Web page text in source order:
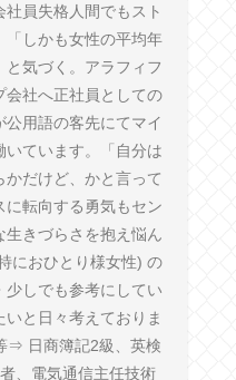
員失格人間でもスト
「しかも女性の平均年
気づく。アラフィフ
会社へ正社員としての
用語の客先にてマイ
ています。「自分は
だけど、かと言って
転向する勇気もセン
生きづらさを抱え悩ん
におひとり様女性) の
少しでも参考にしてい
と日々考えておりま
⇒ 日商簿記2級、英検
、電気通信主任技術